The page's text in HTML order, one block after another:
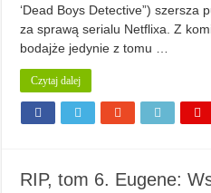
‘Dead Boys Detective”) szersza
za sprawą serialu Netflixa. Z
bodajże jedynie z tomu …
Czytaj dalej
RIP, tom 6. Eugene: